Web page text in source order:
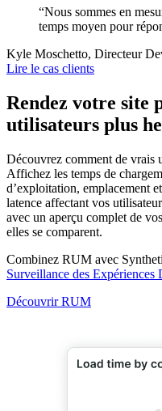
“Nous sommes en
temps moyen pour
Kyle Moschetto, Directeur
Lire le cas clients
Rendez votre site
utilisateurs plus
Découvrez comment de vrais
Affichez les temps de
d’exploitation, emplacement
latence affectant vos
avec un aperçu complet de
elles se comparent.
Combinez RUM avec
Surveillance des Expériences
Découvrir RUM